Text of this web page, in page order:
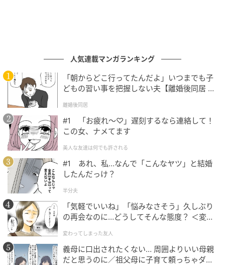
ントが集まりました。「懐かしい」「楽しみでたまり
ません」といった声だけでなく、新しい鬼塚像にも大
きな関心が寄せられています。
反町隆史のGTOが好きだったから、また観れるのが嬉しい。
（41歳/女性）
伝説のドラマ「GTO」の復活で、再びあの熱血漢あふれる姿を
画面で見られると思うから。（61歳/男性）
伝説の鬼塚英吉が令和の教育現場でどう立ち回るのか、28年ぶ
りの復活という重みに惹きつけられるから。（30歳/女性）
人気連載マンガランキング
「朝からどこ行ってたんだよ」いつまでも子
どもの習い事を把握しない夫【離婚後同居 Vo
離婚後同居
#1 「お疲れ〜♡」遅刻するなら連絡して！
この女、ナメてます
美人な友達は何でも許される
#1 あれ、私…なんで「こんなヤツ」と結婚
したんだっけ？
半分夫
「気軽でいいね」「悩みなさそう」久しぶり
の再会なのに…どうしてそんな態度？ ＜変わ
日には】
変わってしまった友人
義母に口出されたくない… 周囲よりいい母親
だと思うのに／祖父母に子育て頼っちゃダメ